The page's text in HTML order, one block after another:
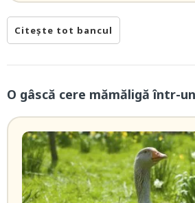
Citește tot bancul
O gâscă cere mămăligă într-